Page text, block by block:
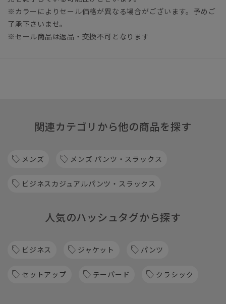
※カラーによりセール価格が異なる場合がございます。予めご
了承下さいませ。
※セール商品は返品・交換不可となります
関連カテゴリから他の商品を探す
メンズ メンズ パンツ・スラックス
ビジネスカジュアルパンツ・スラックス
人気のハッシュタグから探す
ビジネス ジャケット パンツ
セットアップ テーパード クラシック